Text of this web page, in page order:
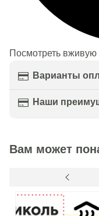
Посмотреть вживую
Варианты
Наши
Вам может